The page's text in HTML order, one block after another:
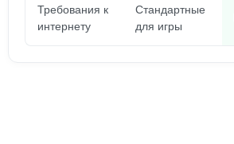
Требования к
интернету
Стандартные
для игры